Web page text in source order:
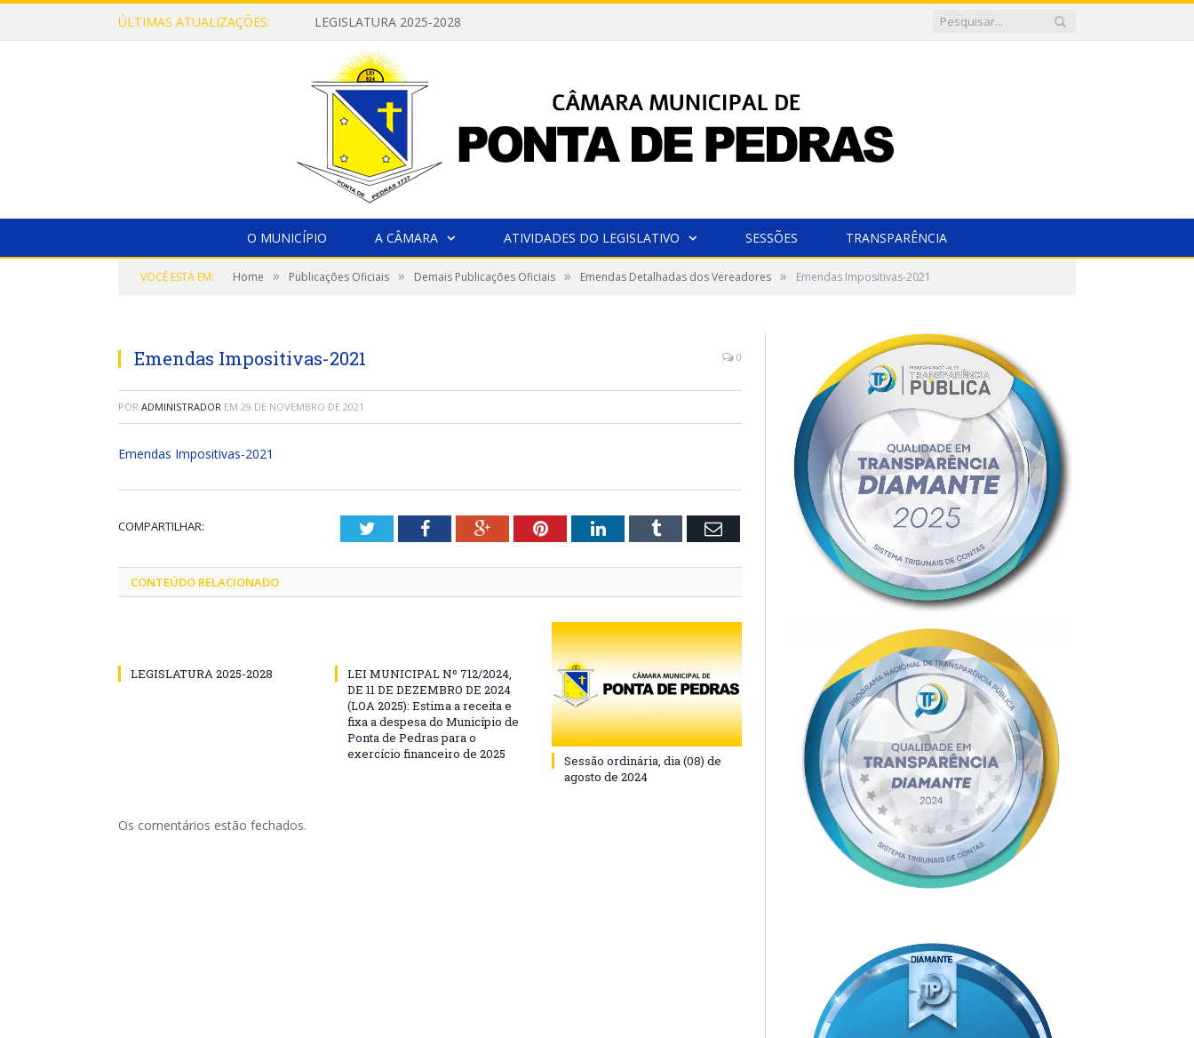
ÚLTIMAS ATUALIZAÇÕES: LEGISLATURA 2025-2028
O MUNICÍPIO A CÂMARA ATIVIDADES DO LEGISLATIVO SESSÕES TRANSPARÊNCIA
VOCÊ ESTÁ EM: Home » Publicações Oficiais » Demais Publicações Oficiais » Emendas Detalhadas dos Vereadores » Emendas Impositivas-2021
Emendas Impositivas-2021 0
POR ADMINISTRADOR EM 29 DE NOVEMBRO DE 2021
Emendas Impositivas-2021
COMPARTILHAR: TwitterFacebookGoogle+PinterestLinkedInTumblr Email
CONTEÚDO RELACIONADO
LEGISLATURA 2025-2028
LEI MUNICIPAL Nº 712/2024,
DE 11 DE DEZEMBRO DE 2024
(LOA 2025): Estima a receita e
fixa a despesa do Município de
Ponta de Pedras para o
exercício financeiro de 2025
Sessão ordinária, dia (08) de
agosto de 2024
Os comentários estão fechados.